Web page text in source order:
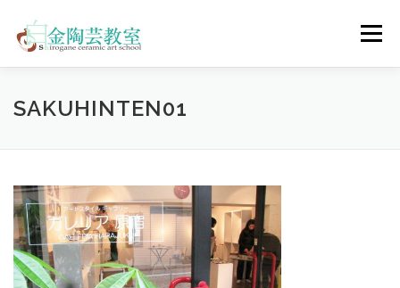
メニュー
陶芸体験コース ウェディングコース
ENGLISH
SAKUHINTEN01